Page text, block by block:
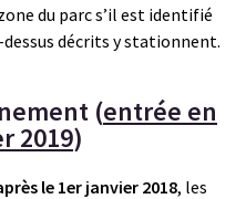
du parc s’il est identifié
décrits y stationnent.
(entrée en
2019)
le 1er janvier 2018, les